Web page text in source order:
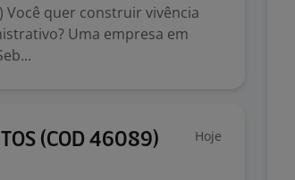
Você quer construir vivência
Uma empresa em
(COD 46089) Hoje